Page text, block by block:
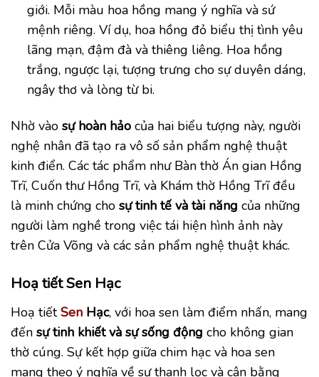
giới. Mỗi màu hoa hồng mang ý nghĩa và sứ
mệnh riêng. Ví dụ, hoa hồng đỏ biểu thị tình yêu
lãng mạn, đậm đà và thiêng liêng. Hoa hồng
trắng, ngược lại, tượng trưng cho sự duyên dáng,
ngây thơ và lòng từ bi.
Nhờ vào sự hoàn hảo của hai biểu tượng này, người
nghệ nhân đã tạo ra vô số sản phẩm nghệ thuật
kinh điển. Các tác phẩm như Bàn thờ Án gian Hồng
Trĩ, Cuốn thư Hồng Trĩ, và Khám thờ Hồng Trĩ đều
là minh chứng cho sự tinh tế và tài năng của những
người làm nghề trong việc tái hiện hình ảnh này
trên Cửa Võng và các sản phẩm nghệ thuật khác.
Hoạ tiết Sen Hạc
Hoạ tiếtSen Hạc, với hoa sen làm điểm nhấn, mang
đến sự tinh khiết và sự sống động cho không gian
thờ cúng. Sự kết hợp giữa chim hạc và hoa sen
mang theo ý nghĩa về sự thanh lọc và cân bằng